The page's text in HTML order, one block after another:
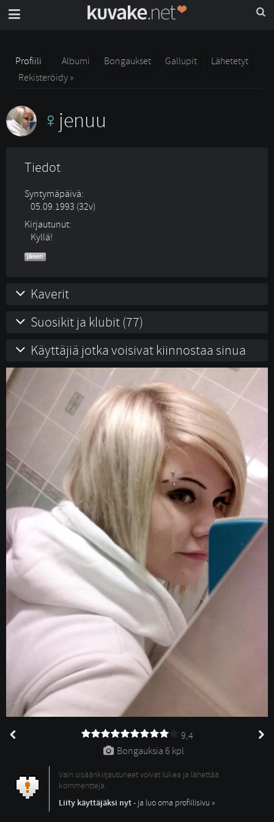
Profiili Albumi Bongaukset Gallupit
Lähetetyt
Rekisteröidy »
jenuu
Tiedot
Syntymäpäivä:
05.09.1993 (32v)
Kirjautunut:
Kyllä!
Kaverit
Suosikit ja klubit (77)
Käyttäjiä jotka voisivat kiinnostaa sinua
9,4
Bongauksia 6 kpl
Vain sisäänkirjautuneet voivat lukea ja lähettää
kommentteja.
Liity käyttäjäksi nyt- ja luo oma profiilisivu »